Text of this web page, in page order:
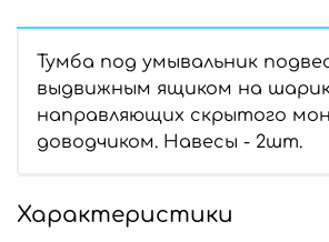
Тумба под умывальник
выдвижным ящиком на
направляющих скрытого
доводчиком. Навесы - 2шт.
Характеристики